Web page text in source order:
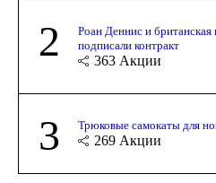
2
Роан Деннис и британская
подписали контракт
363 Акции
3 Трюковые самокаты для
269 Акции